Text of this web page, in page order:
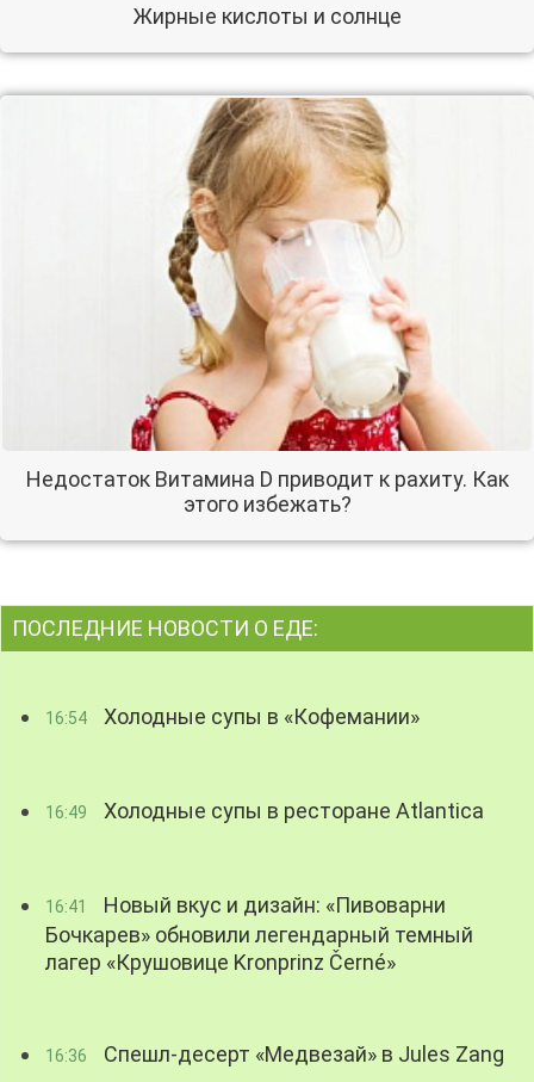
Жирные кислоты и солнце
Недостаток Витамина D приводит к рахиту. Как
этого избежать?
ПОСЛЕДНИЕ НОВОСТИ О ЕДЕ:
16:54 Холодные супы в «Кофемании»
16:49 Холодные супы в ресторане Atlantica
16:41
Новый вкус и дизайн: «Пивоварни
Бочкарев» обновили легендарный темный
лагер «Крушовице Kronprinz Černé»
16:36 Спешл-десерт «Медвезай» в Jules Zang